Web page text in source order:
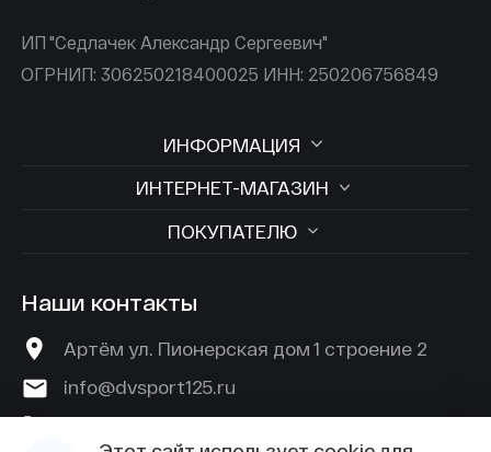
ИП "Седлачек Александр Сергеевич"
ОГРНИП: 306250218400025 ИНН: 250206756849
ИНФОРМАЦИЯ
ИНТЕРНЕТ-МАГАЗИН
ПОКУПАТЕЛЮ
Наши контакты
Артём ул. Пионерская дом 1 строение 2
info@dvsport125.ru